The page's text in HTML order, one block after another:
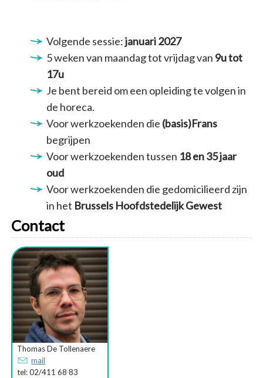
Volgende sessie:januari 2027
5 weken van maandag tot vrijdag van 9u tot
17u
Je bent bereid om een opleiding te volgen in
de horeca.
Voor werkzoekenden die (basis)Frans
begrijpen
Voor werkzoekenden tussen 18 en 35 jaar
oud
Voor werkzoekenden die gedomicilieerd zijn
in het Brussels Hoofdstedelijk Gewest
Contact
Thomas De Tollenaere
mail
tel: 02/411 68 83